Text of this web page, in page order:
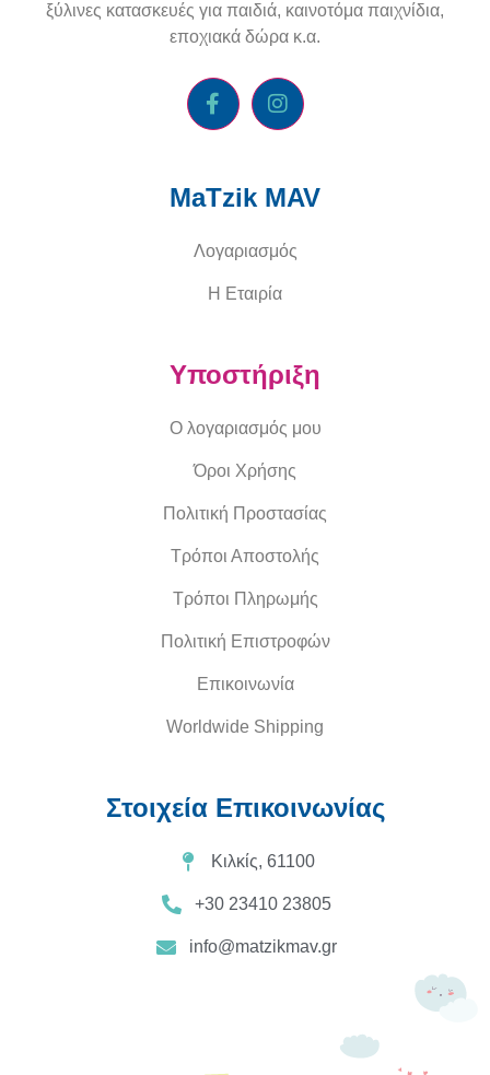
ξύλινες κατασκευές για παιδιά, καινοτόμα παιχνίδια,
εποχιακά δώρα κ.α.
MaTzik MAV
Λογαριασμός
Η Εταιρία
Υποστήριξη
Ο λογαριασμός μου
Όροι Χρήσης
Πολιτική Προστασίας
Τρόποι Αποστολής
Τρόποι Πληρωμής
Πολιτική Επιστροφών
Επικοινωνία
Worldwide Shipping
Στοιχεία Επικοινωνίας
Κιλκίς, 61100
+30 23410 23805
info@matzikmav.gr